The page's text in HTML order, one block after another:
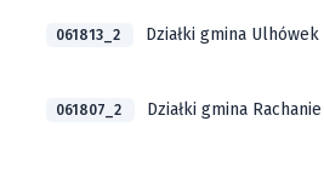
061813_2 Działki gmina Ulhówek
061807_2 Działki gmina Rachanie